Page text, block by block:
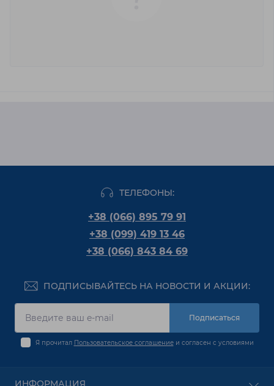
ТЕЛЕФОНЫ:
+38 (066) 895 79 91
+38 (099) 419 13 46
+38 (066) 843 84 69
ПОДПИСЫВАЙТЕСЬ НА НОВОСТИ И АКЦИИ:
Подписаться
Я прочитал Пользовательское соглашениеи согласен с условиями
ИНФОРМАЦИЯ